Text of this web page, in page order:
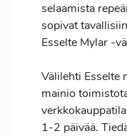
selaamista
sopivat
Esselte Mylar -
Välilehti Esselte
mainio
1-2 päivää.